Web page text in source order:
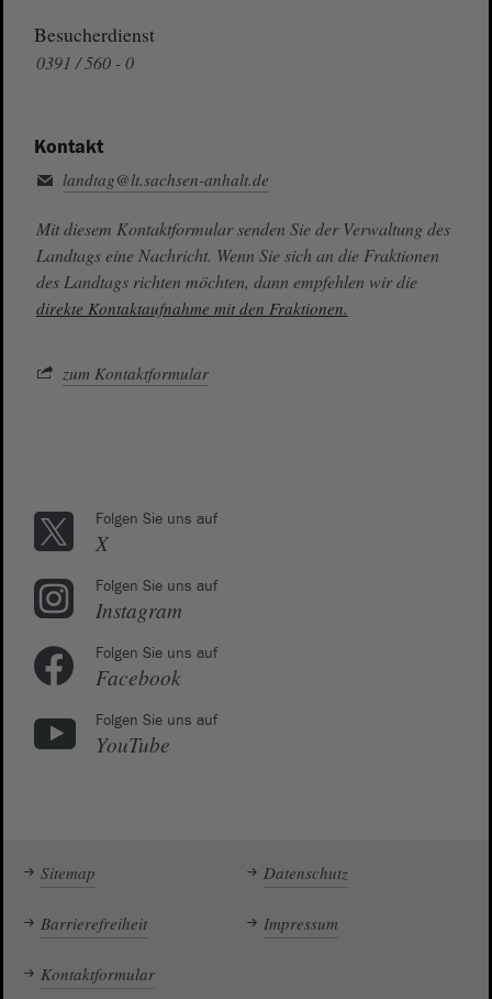
Besucherdienst
0391 / 560 - 0
Kontakt
landtag@lt.sachsen-anhalt.de
Mit diesem Kontaktformular senden Sie der Verwaltung des
Landtags eine Nachricht. Wenn Sie sich an die Fraktionen
des Landtags richten möchten, dann empfehlen wir die
direkte Kontaktaufnahme mit den Fraktionen.
zum Kontaktformular
Folgen Sie uns auf
X
Folgen Sie uns auf
Instagram
Folgen Sie uns auf
Facebook
Folgen Sie uns auf
YouTube
Sitemap Datenschutz
Barrierefreiheit Impressum
Kontaktformular